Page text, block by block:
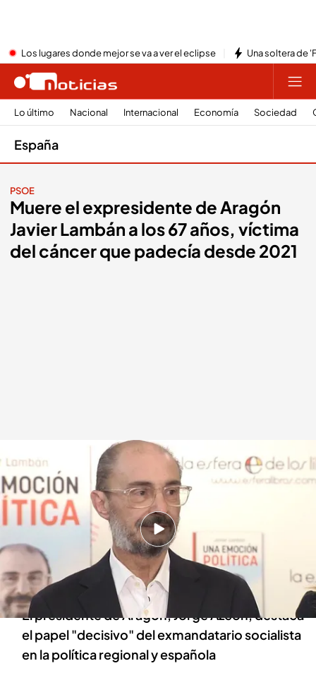
Los lugares donde mejor se va a ver el eclipse Una soltera de
Lo último Nacional Internacional Economía Sociedad
España
PSOE
Muere el expresidente de Aragón
Javier Lambán a los 67 años, víctima
del cáncer que padecía desde 2021
El expresidente de Aragón Javier Lambán ha muerto a los 67 años, víctima
de un cáncer
Noticias Cuatro
Redacción digital Noticias Cuatro Europa Press
15 AGO 2025 - 21:08h.
El Gobierno aragonés decreta tres días de luto
oficial por la muerte de Javier Lambán,
diagnosticado de un cáncer de colon en 2021
El presidente de Aragón, Jorge Azcón, destaca
el papel "decisivo" del exmandatario socialista
en la política regional y española